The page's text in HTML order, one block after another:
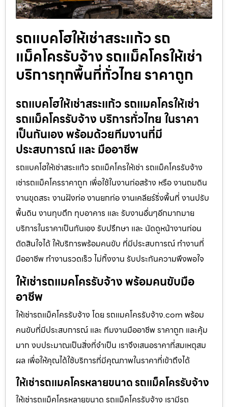
รถแบคโฮให้เช่าสระแก้ว รถ
แม็คโครรับจ้าง รถแม็คโครให้เช่า
บริการทุกพื้นที่ทั่วไทย ราคาถูก
รถแบคโฮให้เช่าสระแก้ว รถแมคโครให้เช่า
รถแม็คโครรับจ้าง บริการทั่วไทย ในราคา
เป็นกันเอง พร้อมด้วยทีมงานที่มี
ประสบการณ์ และ มืออาชีพ
รถแบคโฮให้เช่าสระแก้ว รถแม็คโครให้เช่า รถแม็คโครรับจ้าง
เช่ารถแม็คโครราคาถูก เพื่อใช้ในงานก่อสร้าง หรือ งานถมดิน
งานขุดสระ งานฝังท่อ งานยกท่อ งานเคลียร์ริ่งพื้นที่ งานปรับ
พื้นดิน งานทุบตึก ทุบอาคาร และ รับงานอื่นๆอีกมากมาย
บริการในราคาเป็นกันเอง รับปรึกษา และ นัดดูหน้างานก่อน
ตัดสินใจได้ ให้บริการพร้อมคนขับ ที่มีประสบการณ์ ทำงานที่
มืออาชีพ ทำงานรวดเร็ว ไม่ทิ้งงาน รับประกันความพึงพอใจ
ให้เช่ารถแมคโครรับจ้าง พร้อมคนขับมือ
อาชีพ
ให้เช่ารถแม็คโครรับจ้าง โดย รถแมคโครรับจ้าง.com พร้อม
คนขับที่มีประสบการณ์ และ ทีมงานมืออาชีพ ราคาถูก และคุ้ม
มาก งบประมาณเป็นสิ่งที่จำเป็น เราจึงเสนอราคาที่สมเหตุสม
ผล เพื่อให้คุณได้ใช้บริการที่มีคุณภาพในราคาที่เข้าถึงได้
ให้เช่ารถแมคโครหลายขนาด รถแม็คโครรับจ้าง
ให้เช่ารถแม็คโครหลายขนาด รถแม็คโครรับจ้าง เรามีรถ